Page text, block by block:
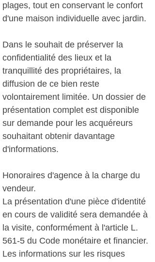
plages, tout en conservant le confort
d'une maison individuelle avec jardin.
Dans le souhait de préserver la
confidentialité des lieux et la
tranquillité des propriétaires, la
diffusion de ce bien reste
volontairement limitée. Un dossier de
présentation complet est disponible
sur demande pour les acquéreurs
souhaitant obtenir davantage
d'informations.
Honoraires d'agence à la charge du
vendeur.
La présentation d'une pièce d'identité
en cours de validité sera demandée à
la visite, conformément à l'article L.
561-5 du Code monétaire et financier.
Les informations sur les risques